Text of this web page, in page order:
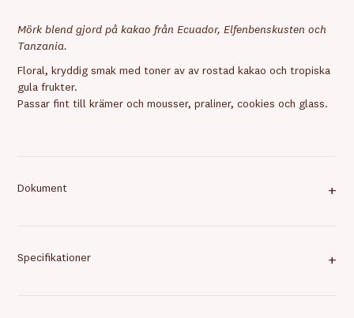
Mörk blend gjord på kakao från Ecuador, Elfenbenskusten och
Tanzania.
Floral, kryddig smak med toner av av rostad kakao och tropiska
gula frukter.
Passar fint till krämer och mousser, praliner, cookies och glass.
Dokument +
Specifikationer +